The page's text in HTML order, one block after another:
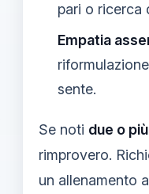
pari o ricerca
Empatia
sente.
Se noti due o più
rimprovero.
un allenamento